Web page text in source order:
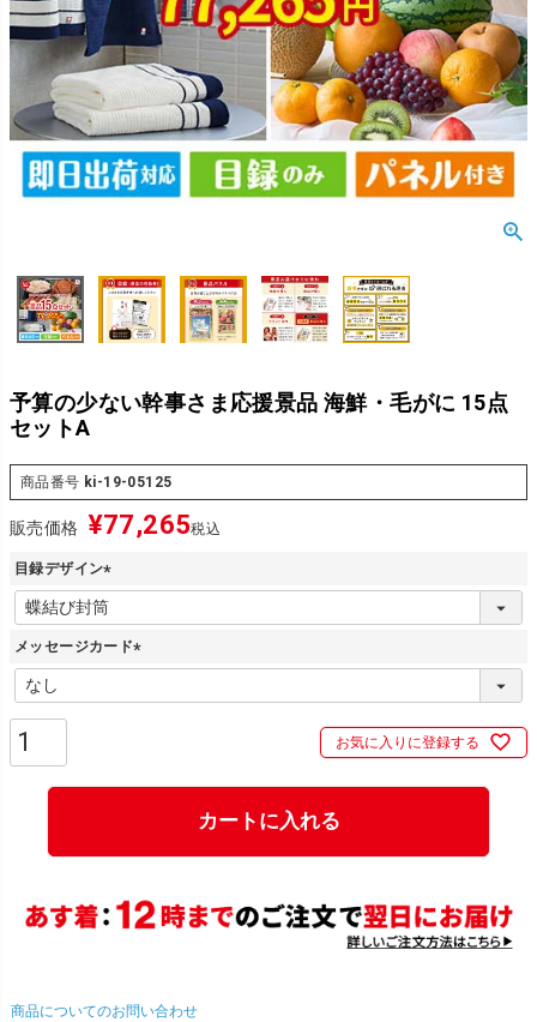
予算の少ない幹事さま応援景品 海鮮・毛がに 15点
セットA
商品番号 ki-19-05125
販売価格 ¥77,265税込
目録デザイン
(
必
須
)
メッセージカード
必
お気に入りに登録する
カートに入れる
商品についてのお問い合わせ